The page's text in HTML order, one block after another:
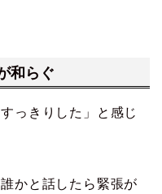
和らぐ
っきりした」と感じ
かと話したら緊張が